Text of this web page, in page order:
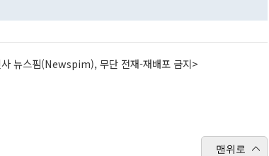
뉴스핌(Newspim), 무단 전재-재배포 금지>
맨위로